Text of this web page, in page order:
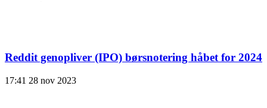
Reddit genopliver (IPO) børsnotering håbet for 2024
17:41 28 nov 2023